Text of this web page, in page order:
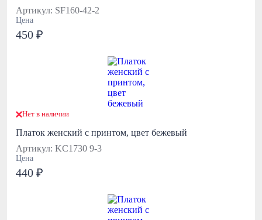
Артикул: SF160-42-2
Цена
450 ₽
Нет в наличии
Платок женский с принтом, цвет бежевый
Артикул: KC1730 9-3
Цена
440 ₽